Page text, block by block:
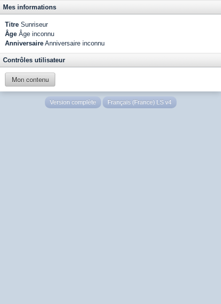
Mes informations
Titre Sunriseur
Âge Âge inconnu
Anniversaire Anniversaire inconnu
Contrôles utilisateur
Mon contenu
Version complète Français (France) LS v4